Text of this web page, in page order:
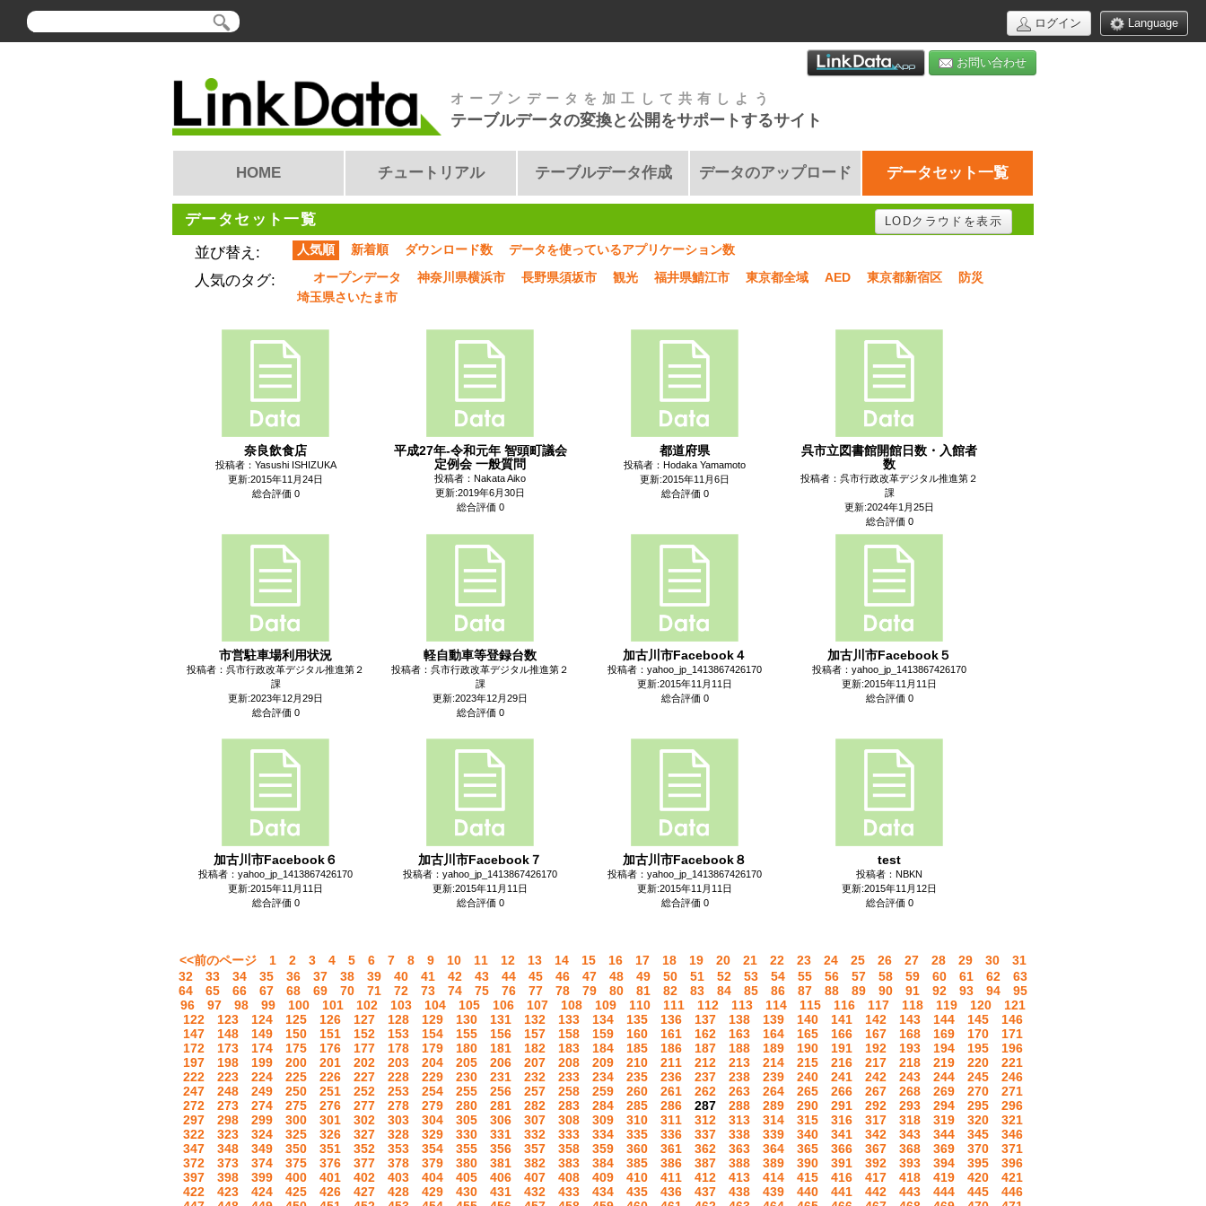
Language
ログイン
お問い合わせ
オープンデータを加工して共有しよう
テーブルデータの変換と公開をサポートするサイト
HOME チュートリアル テーブルデータ作成 データのアップロード データセット一覧
データセット一覧 LODクラウドを表示
並び替え: 人気順 新着順 ダウンロード数 データを使っているアプリケーション数
人気のタグ: オープンデータ 神奈川県横浜市 長野県須坂市 観光 福井県鯖江市 東京都全域 AED 東京都新宿区
防災
埼玉県さいたま市
奈良飲食店
投稿者：Yasushi ISHIZUKA
更新:2015年11月24日
総合評価 0
平成27年-令和元年 智頭町議会
定例会 一般質問
投稿者：Nakata Aiko
更新:2019年6月30日
総合評価 0
都道府県
投稿者：Hodaka Yamamoto
更新:2015年11月6日
総合評価 0
呉市立図書館開館日数・入館者
数
投稿者：呉市行政改革デジタル推進第２
課
更新:2024年1月25日
総合評価 0
市営駐車場利用状況
投稿者：呉市行政改革デジタル推進第２
課
更新:2023年12月29日
総合評価 0
軽自動車等登録台数
投稿者：呉市行政改革デジタル推進第２
課
更新:2023年12月29日
総合評価 0
加古川市Facebook４
投稿者：yahoo_jp_1413867426170
更新:2015年11月11日
総合評価 0
加古川市Facebook５
投稿者：yahoo_jp_1413867426170
更新:2015年11月11日
総合評価 0
加古川市Facebook６
投稿者：yahoo_jp_1413867426170
更新:2015年11月11日
総合評価 0
加古川市Facebook７
投稿者：yahoo_jp_1413867426170
更新:2015年11月11日
総合評価 0
加古川市Facebook８
投稿者：yahoo_jp_1413867426170
更新:2015年11月11日
総合評価 0
test
投稿者：NBKN
更新:2015年11月12日
総合評価 0
<<前のページ 1 2 3 4 5 6 7 8 9 10 11 12 13 14 15 16 17 18 19 20 21 22 23 24 25 26 27 28 29 30
31
32
33 34 35 36 37 38 39 40 41 42 43 44 45 46 47 48 49 50 51 52 53 54 55 56 57 58 59 60 61 62
63
64
65 66 67 68 69 70 71 72 73 74 75 76 77 78 79 80 81 82 83 84 85 86 87 88 89 90 91 92 93 94
95
96
97 98 99 100 101 102 103 104 105 106 107 108 109 110 111 112 113 114 115 116 117 118 119 120
121
122
123 124 125 126 127 128 129 130 131 132 133 134 135 136 137 138 139 140 141 142 143 144 145
146
147
148 149 150 151 152 153 154 155 156 157 158 159 160 161 162 163 164 165 166 167 168 169 170
171
172
173 174 175 176 177 178 179 180 181 182 183 184 185 186 187 188 189 190 191 192 193 194 195
196
197
198 199 200 201 202 203 204 205 206 207 208 209 210 211 212 213 214 215 216 217 218 219 220
221
222
223 224 225 226 227 228 229 230 231 232 233 234 235 236 237 238 239 240 241 242 243 244 245
246
247
248 249 250 251 252 253 254 255 256 257 258 259 260 261 262 263 264 265 266 267 268 269 270
271
272
273 274 275 276 277 278 279 280 281 282 283 284 285 286 287 288 289 290 291 292 293 294 295
296
297
298 299 300 301 302 303 304 305 306 307 308 309 310 311 312 313 314 315 316 317 318 319 320
321
322
323 324 325 326 327 328 329 330 331 332 333 334 335 336 337 338 339 340 341 342 343 344 345
346
347
348 349 350 351 352 353 354 355 356 357 358 359 360 361 362 363 364 365 366 367 368 369 370
371
372
373 374 375 376 377 378 379 380 381 382 383 384 385 386 387 388 389 390 391 392 393 394 395
396
397
398 399 400 401 402 403 404 405 406 407 408 409 410 411 412 413 414 415 416 417 418 419 420
421
422
423 424 425 426 427 428 429 430 431 432 433 434 435 436 437 438 439 440 441 442 443 444 445
446